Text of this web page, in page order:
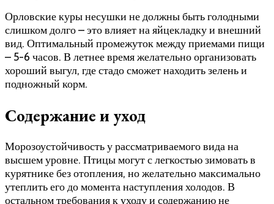
Орловские куры несушки не должны быть голодными
слишком долго – это влияет на яйцекладку и внешний
вид. Оптимальный промежуток между приемами пищи
– 5-6 часов. В летнее время желательно организовать
хороший выгул, где стадо сможет находить зелень и
подножный корм.
Содержание и уход
Морозоустойчивость у рассматриваемого вида на
высшем уровне. Птицы могут с легкостью зимовать в
курятнике без отопления, но желательно максимально
утеплить его до момента наступления холодов. В
остальном требования к уходу и содержанию не